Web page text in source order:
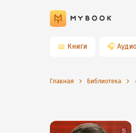
📖 Книги 🎧
Главная Библиотека